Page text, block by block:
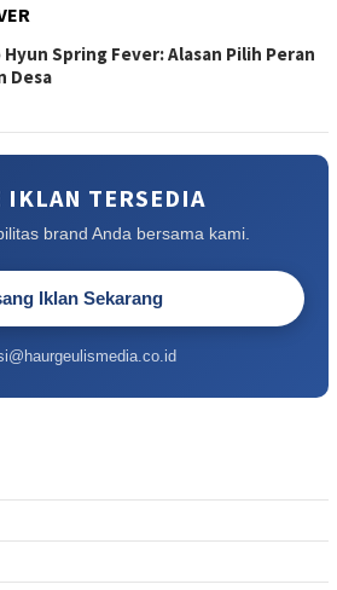
Hyun Spring Fever: Alasan Pilih Peran
Desa
IKLAN TERSEDIA
brand Anda bersama kami.
Iklan Sekarang